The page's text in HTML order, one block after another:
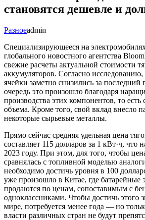
становятся дешевле и
Разноеadmin
Специализирующееся на
глобального новостного агентства
свежие расчеты актуальной стоимости
аккумуляторов. Согласно
ячейки заметно снизились за
очередь это произошло благодаря
производства этих компонентов, то есть
объема. Кроме того, свой вклад внесло
некоторые сырьевые металлы.
Прямо сейчас средняя удельная цена
составляет 115 долларов за 1 кВт·ч, что
2023 году. При этом, для того, чтобы
сравнялась с топливной моделью
необходимо достичь уровня в 100
уже произошло в Китае, где батарейные
продаются по ценам, сопоставимым с
одноклассниками. Чтобы достичь этого
мире, потребуется менее года — но
власти различных стран не будут